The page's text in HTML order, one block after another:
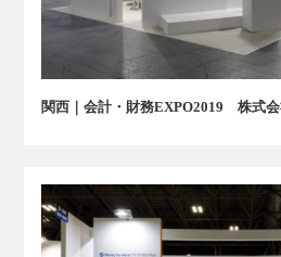
関西｜会計・財務EXPO2019 株式